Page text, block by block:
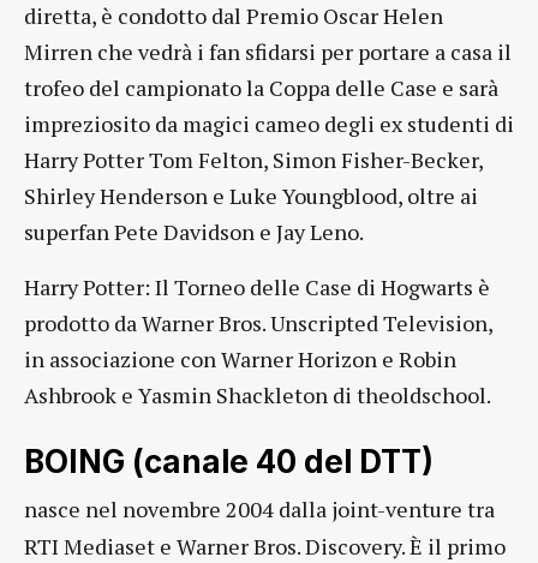
diretta, è condotto dal Premio Oscar Helen
Mirren che vedrà i fan sfidarsi per portare a casa il
trofeo del campionato la Coppa delle Case e sarà
impreziosito da magici cameo degli ex studenti di
Harry Potter Tom Felton, Simon Fisher-Becker,
Shirley Henderson e Luke Youngblood, oltre ai
superfan Pete Davidson e Jay Leno.
Harry Potter: Il Torneo delle Case di Hogwarts è
prodotto da Warner Bros. Unscripted Television,
in associazione con Warner Horizon e Robin
Ashbrook e Yasmin Shackleton di theoldschool.
BOING (canale 40 del DTT)
nasce nel novembre 2004 dalla joint-venture tra
RTI Mediaset e Warner Bros. Discovery. È il primo